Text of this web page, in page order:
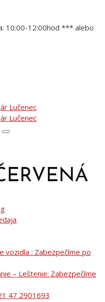
10:00-12:00hod *** alebo
vozidla : Zabezpečíme po
– Leštenie: Zabezpečíme
47 2901693